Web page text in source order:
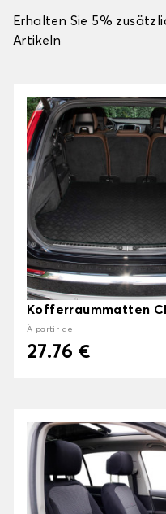
Erhalten Sie 5%
Artikeln
Kofferraummatten
À partir de
27.76 €